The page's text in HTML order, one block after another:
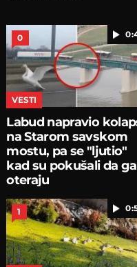
0
VESTI
Labud napravio
na Starom savskom
mostu, pa se "ljutio"
kad su pokušali da ga
oteraju
1